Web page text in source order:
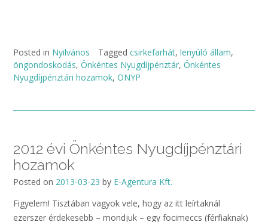
Posted in Nyilvános Tagged csirkefarhát, lenyúló állam,
öngondoskodás, Önkéntes Nyugdíjpénztár, Önkéntes
Nyugdíjpénztári hozamok, ÖNYP
2012 évi Önkéntes Nyugdíjpénztári
hozamok
Posted on 2013-03-23 by E-Agentura Kft.
Figyelem! Tisztában vagyok vele, hogy az itt leírtaknál
ezerszer érdekesebb – mondjuk – egy focimeccs (férfiaknak)